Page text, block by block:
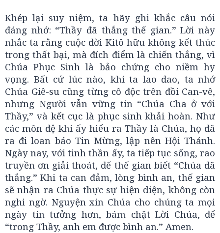
Khép lại suy niệm, ta hãy ghi khắc câu nói
đáng nhớ: “Thầy đã thắng thế gian.” Lời này
nhắc ta rằng cuộc đời Kitô hữu không kết thúc
trong thất bại, mà đích điểm là chiến thắng, vì
Chúa Phục Sinh là bảo chứng cho niềm hy
vọng. Bất cứ lúc nào, khi ta lao đao, ta nhớ
Chúa Giê-su cũng từng cô độc trên đồi Can-vê,
nhưng Người vẫn vững tin “Chúa Cha ở với
Thầy,” và kết cục là phục sinh khải hoàn. Như
các môn đệ khi ấy hiểu ra Thầy là Chúa, họ đã
ra đi loan báo Tin Mừng, lập nên Hội Thánh.
Ngày nay, với tinh thần ấy, ta tiếp tục sống, rao
truyền ơn giải thoát, để thế gian biết “Chúa đã
thắng.” Khi ta can đảm, lòng bình an, thế gian
sẽ nhận ra Chúa thực sự hiện diện, không còn
nghi ngờ. Nguyện xin Chúa cho chúng ta mọi
ngày tin tưởng hơn, bám chặt Lời Chúa, để
“trong Thầy, anh em được bình an.” Amen.